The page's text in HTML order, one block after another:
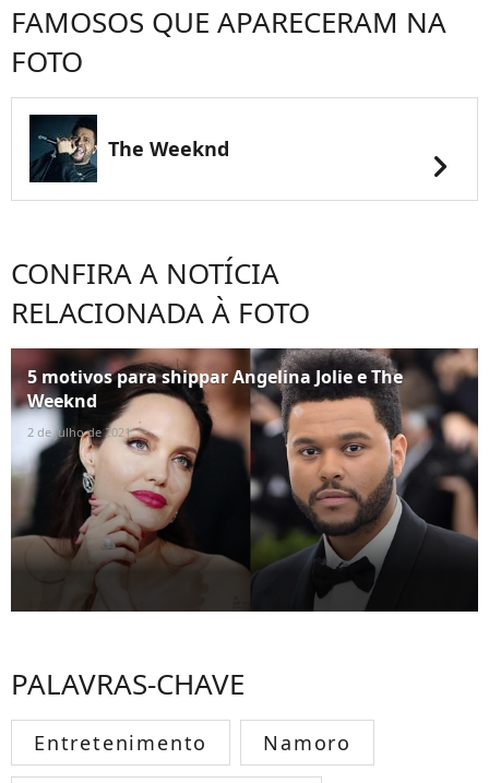
FAMOSOS QUE APARECERAM NA
FOTO
The Weeknd chevron_right
CONFIRA A NOTÍCIA
RELACIONADA À FOTO
5 motivos para shippar Angelina Jolie e The
Weeknd
2 de julho de 2021
PALAVRAS-CHAVE
Entretenimento Namoro